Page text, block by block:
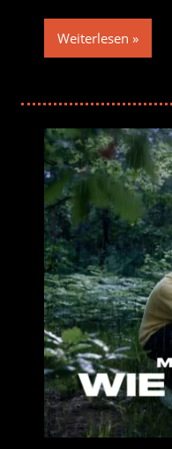
Weiterlesen